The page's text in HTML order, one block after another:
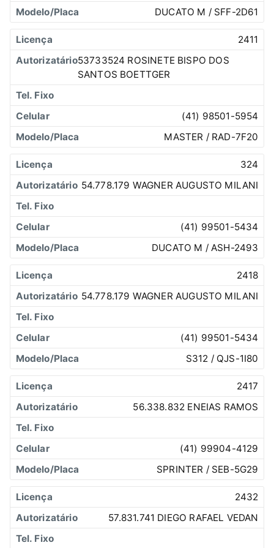
DUCATO M / SFF-2D61
2411
53733524 ROSINETE BISPO DOS
SANTOS BOETTGER
(41) 98501-5954
MASTER / RAD-7F20
324
54.778.179 WAGNER AUGUSTO MILANI
(41) 99501-5434
DUCATO M / ASH-2493
2418
54.778.179 WAGNER AUGUSTO MILANI
(41) 99501-5434
S312 / QJS-1I80
2417
56.338.832 ENEIAS RAMOS
(41) 99904-4129
SPRINTER / SEB-5G29
2432
57.831.741 DIEGO RAFAEL VEDAN